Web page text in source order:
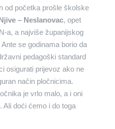
od početka prošle školske
– Neslanovac, opet
a, a najviše županijskog
Ante se godinama borio da
pedagoški standard
osigurati prijevoz ako ne
način pločnicima.
je vrlo malo, a i oni
Ali doći ćemo i do toga